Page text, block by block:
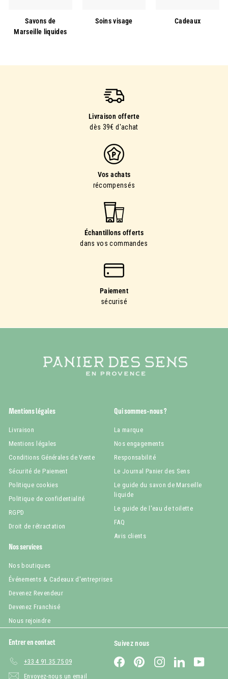
Savons de
Marseille liquides
Soins visage Cadeaux
Livraison offerte
dès 39€ d'achat
Vos achats
récompensés
Échantillons offerts
dans vos commandes
Paiement
sécurisé
Mentions légales
Livraison
Mentions légales
Conditions Générales de Vente
Sécurité de Paiement
Politique cookies
Politique de confidentialité
RGPD
Droit de rétractation
Qui sommes-nous ?
La marque
Nos engagements
Responsabilité
Le Journal Panier des Sens
Le guide du savon de Marseille
liquide
Le guide de l'eau de toilette
FAQ
Avis clients
Nos services
Nos boutiques
Événements & Cadeaux d'entreprises
Devenez Revendeur
Devenez Franchisé
Nous rejoindre
Entrer en contact
+33 4 91 35 75 09
Envoyez-nous un email
Suivez nous
FacebookPinterestInstagramLinkedIn